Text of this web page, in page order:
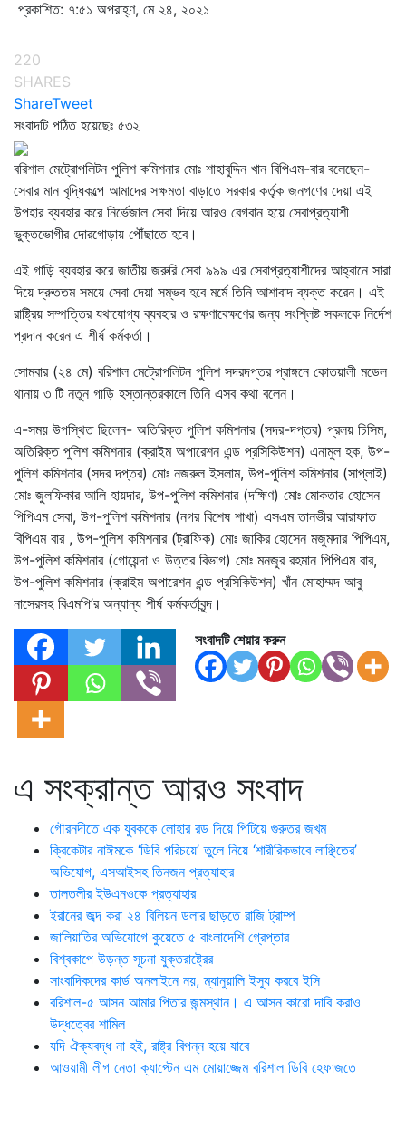
প্রকাশিত: ৭:৫১ অপরাহ্ণ, মে ২৪, ২০২১
220
SHARES
ShareTweet
সংবাদটি পঠিত হয়েছেঃ ৫৩২
বরিশাল মেট্রোপলিটন পুলিশ কমিশনার মোঃ শাহাবুদ্দিন খান বিপিএম-বার বলেছেন-
সেবার মান বৃদ্ধিকল্পে আমাদের সক্ষমতা বাড়াতে সরকার কর্তৃক জনগণের দেয়া এই
উপহার ব্যবহার করে নির্ভেজাল সেবা দিয়ে আরও বেগবান হয়ে সেবাপ্রত্যাশী
ভুক্তভোগীর দোরগোড়ায় পৌঁছাতে হবে।
এই গাড়ি ব্যবহার করে জাতীয় জরুরি সেবা ৯৯৯ এর সেবাপ্রত্যাশীদের আহ্বানে সারা
দিয়ে দ্রুততম সময়ে সেবা দেয়া সম্ভব হবে মর্মে তিনি আশাবাদ ব্যক্ত করেন। এই
রাষ্ট্রিয় সম্পত্তির যথাযোগ্য ব্যবহার ও রক্ষণাবেক্ষণের জন্য সংশ্লিষ্ট সকলকে নির্দেশ
প্রদান করেন এ শীর্ষ কর্মকর্তা।
সোমবার (২৪ মে) বরিশাল মেট্রোপলিটন পুলিশ সদরদপ্তর প্রাঙ্গনে কোতয়ালী মডেল
থানায় ৩ টি নতুন গাড়ি হস্তান্তরকালে তিনি এসব কথা বলেন।
এ-সময় উপস্থিত ছিলেন- অতিরিক্ত পুলিশ কমিশনার (সদর-দপ্তর) প্রলয় চিসিম,
অতিরিক্ত পুলিশ কমিশনার (ক্রাইম অপারেশন এন্ড প্রসিকিউশন) এনামুল হক, উপ-
পুলিশ কমিশনার (সদর দপ্তর) মোঃ নজরুল ইসলাম, উপ-পুলিশ কমিশনার (সাপ্লাই)
মোঃ জুলফিকার আলি হায়দার, উপ-পুলিশ কমিশনার (দক্ষিণ) মোঃ মোকতার হোসেন
পিপিএম সেবা, উপ-পুলিশ কমিশনার (নগর বিশেষ শাখা) এসএম তানভীর আরাফাত
বিপিএম বার , উপ-পুলিশ কমিশনার (ট্রাফিক) মোঃ জাকির হোসেন মজুমদার পিপিএম,
উপ-পুলিশ কমিশনার (গোয়েন্দা ও উত্তর বিভাগ) মোঃ মনজুর রহমান পিপিএম বার,
উপ-পুলিশ কমিশনার (ক্রাইম অপারেশন এন্ড প্রসিকিউশন) খাঁন মোহাম্মদ আবু
নাসেরসহ বিএমপি’র অন্যান্য শীর্ষ কর্মকর্তাবৃন্দ।
সংবাদটি শেয়ার করুন
এ সংক্রান্ত আরও সংবাদ
গৌরনদীতে এক যুবককে লোহার রড দিয়ে পিটিয়ে গুরুতর জখম
ক্রিকেটার নাঈমকে ‘ডিবি পরিচয়ে’ তুলে নিয়ে ‘শারীরিকভাবে লাঞ্ছিতের’
অভিযোগ, এসআইসহ তিনজন প্রত্যাহার
তালতলীর ইউএনওকে প্রত্যাহার
ইরানের জব্দ করা ২৪ বিলিয়ন ডলার ছাড়তে রাজি ট্রাম্প
জালিয়াতির অভিযোগে কুয়েতে ৫ বাংলাদেশি গ্রেপ্তার
বিশ্বকাপে উড়ন্ত সূচনা যুক্তরাষ্ট্রের
সাংবাদিকদের কার্ড অনলাইনে নয়, ম্যানুয়ালি ইস্যু করবে ইসি
বরিশাল-৫ আসন আমার পিতার জন্মস্থান। এ আসন কারো দাবি করাও
উদ্ধত্বের শামিল
যদি ঐক্যবদ্ধ না হই, রাষ্ট্র বিপন্ন হয়ে যাবে
আওয়ামী লীগ নেতা ক্যাপ্টেন এম মোয়াজ্জেম বরিশাল ডিবি হেফাজতে